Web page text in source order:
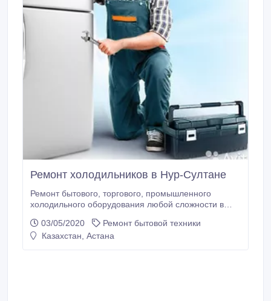
Ремонт холодильников в Нур-Султане
Ремонт бытового, торгового, промышленного
холодильного оборудования любой сложности в
Предоставляю гарантию на выполненную работу.
Звоните по любым вопросам.
03/05/2020
Ремонт бытовой техники
Казахстан, Астана